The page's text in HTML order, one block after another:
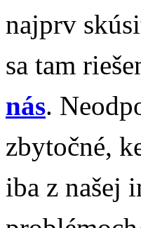
najprv
sa tam
nás.
zbytočné,
iba z našej